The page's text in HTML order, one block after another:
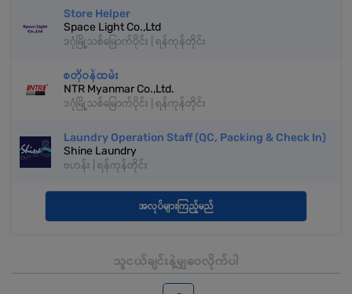
Store Helper
Space Light Co.,Ltd
ဒဂုံမြို့သစ်မြောက်ပိုင်း | ရန်ကုန်တိုင်း
စတိုဝန်ထမ်း
NTR Myanmar Co.,Ltd.
ဒဂုံမြို့သစ်မြောက်ပိုင်း | ရန်ကုန်တိုင်း
Laundry Operation Staff (QC, Packing & Check In)
Shine Laundry
ဗဟန်း | ရန်ကုန်တိုင်း
အလုပ်များကြည့်မည်
သူငယ်ချင်းနဲ့မျှဝေလိုက်ပါ